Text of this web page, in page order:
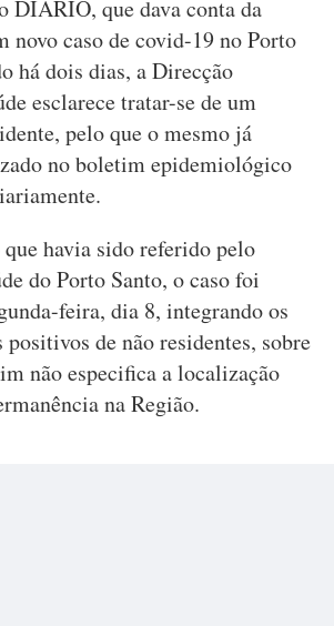
DIÁRIO, que dava conta da
novo caso de covid-19 no Porto
há dois dias, a Direcção
esclarece tratar-se de um
pelo que o mesmo já
no boletim epidemiológico
havia sido referido pelo
do Porto Santo, o caso foi
feira, dia 8, integrando os
positivos de não residentes, sobre
não especifica a localização
na Região.